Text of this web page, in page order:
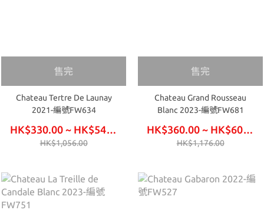
售完
Chateau Tertre De Launay
2021-編號FW634
HK$330.00 ~ HK$540.00
HK$1,056.00
售完
Chateau Grand Rousseau
Blanc 2023-編號FW681
HK$360.00 ~ HK$600.00
HK$1,176.00